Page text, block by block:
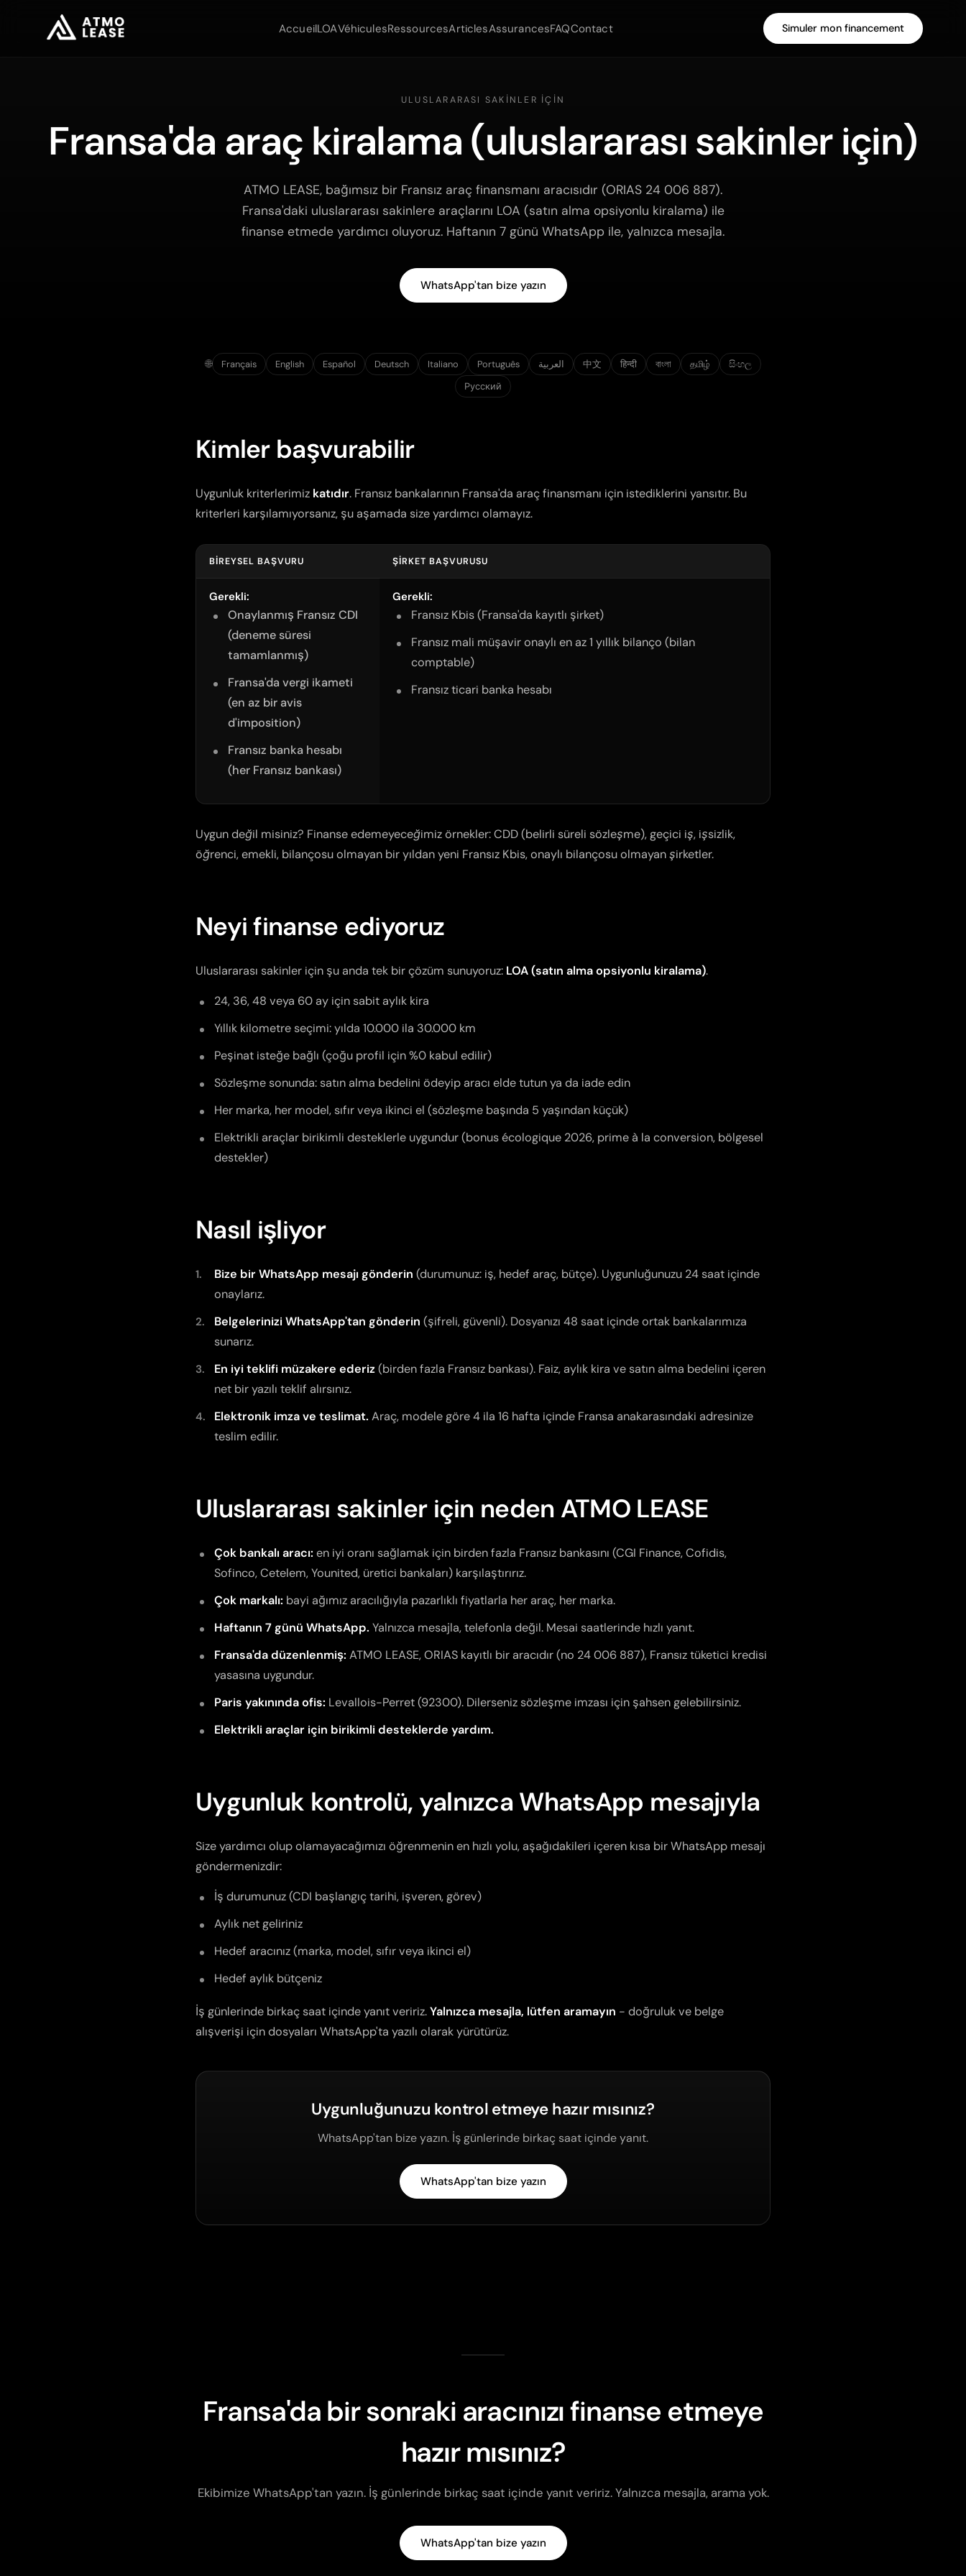
AccueilLOAVéhiculesRessourcesArticlesAssurancesFAQContact Simuler mon financement
ULUSLARARASI SAKINLER IÇIN
Fransa'da araç kiralama (uluslararası sakinler için)
ATMO LEASE, bağımsız bir Fransız araç finansmanı aracısıdır (ORIAS 24 006 887).
Fransa'daki uluslararası sakinlere araçlarını LOA (satın alma opsiyonlu kiralama) ile
finanse etmede yardımcı oluyoruz. Haftanın 7 günü WhatsApp ile, yalnızca mesajla.
WhatsApp'tan bize yazın
🌐 Français English Español Deutsch Italiano Português العربية 中文 हिन्दी বাংলা தமிழ்
සිංහල
Русский
Kimler başvurabilir
Uygunluk kriterlerimiz katıdır. Fransız bankalarının Fransa'da araç finansmanı için istediklerini yansıtır. Bu
kriterleri karşılamıyorsanız, şu aşamada size yardımcı olamayız.
BIREYSEL BAŞVURU ŞIRKET BAŞVURUSU
Gerekli:
Onaylanmış Fransız CDI
(deneme süresi
tamamlanmış)
Fransa'da vergi ikameti
(en az bir avis
d'imposition)
Fransız banka hesabı
(her Fransız bankası)
Gerekli:
Fransız Kbis(Fransa'da kayıtlı şirket)
Fransız mali müşavir onaylı en az 1 yıllık bilanço (bilan
comptable)
Fransız ticari banka hesabı
Uygun değil misiniz? Finanse edemeyeceğimiz örnekler: CDD (belirli süreli sözleşme), geçici iş, işsizlik,
öğrenci, emekli, bilançosu olmayan bir yıldan yeni Fransız Kbis, onaylı bilançosu olmayan şirketler.
Neyi finanse ediyoruz
Uluslararası sakinler için şu anda tek bir çözüm sunuyoruz: LOA (satın alma opsiyonlu kiralama).
24, 36, 48 veya 60 ay için sabit aylık kira
Yıllık kilometre seçimi: yılda 10.000 ila 30.000 km
Peşinat isteğe bağlı (çoğu profil için %0 kabul edilir)
Sözleşme sonunda: satın alma bedelini ödeyip aracı elde tutun ya da iade edin
Her marka, her model, sıfır veya ikinci el (sözleşme başında 5 yaşından küçük)
Elektrikli araçlar birikimli desteklerle uygundur (bonus écologique 2026, prime à la conversion, bölgesel
destekler)
Nasıl işliyor
Bize bir WhatsApp mesajı gönderin (durumunuz: iş, hedef araç, bütçe). Uygunluğunuzu 24 saat içinde
onaylarız.
Belgelerinizi WhatsApp'tan gönderin (şifreli, güvenli). Dosyanızı 48 saat içinde ortak bankalarımıza
sunarız.
En iyi teklifi müzakere ederiz(birden fazla Fransız bankası). Faiz, aylık kira ve satın alma bedelini içeren
net bir yazılı teklif alırsınız.
Elektronik imza ve teslimat. Araç, modele göre 4 ila 16 hafta içinde Fransa anakarasındaki adresinize
teslim edilir.
Uluslararası sakinler için neden ATMO LEASE
Çok bankalı aracı: en iyi oranı sağlamak için birden fazla Fransız bankasını (CGI Finance, Cofidis,
Sofinco, Cetelem, Younited, üretici bankaları) karşılaştırırız.
Çok markalı: bayi ağımız aracılığıyla pazarlıklı fiyatlarla her araç, her marka.
Haftanın 7 günü WhatsApp. Yalnızca mesajla, telefonla değil. Mesai saatlerinde hızlı yanıt.
Fransa'da düzenlenmiş: ATMO LEASE, ORIAS kayıtlı bir aracıdır (no 24 006 887), Fransız tüketici kredisi
yasasına uygundur.
Paris yakınında ofis: Levallois-Perret (92300). Dilerseniz sözleşme imzası için şahsen gelebilirsiniz.
Elektrikli araçlar için birikimli desteklerde yardım.
Uygunluk kontrolü, yalnızca WhatsApp mesajıyla
Size yardımcı olup olamayacağımızı öğrenmenin en hızlı yolu, aşağıdakileri içeren kısa bir WhatsApp mesajı
göndermenizdir:
İş durumunuz (CDI başlangıç tarihi, işveren, görev)
Aylık net geliriniz
Hedef aracınız (marka, model, sıfır veya ikinci el)
Hedef aylık bütçeniz
İş günlerinde birkaç saat içinde yanıt veririz.Yalnızca mesajla, lütfen aramayın - doğruluk ve belge
alışverişi için dosyaları WhatsApp'ta yazılı olarak yürütürüz.
Uygunluğunuzu kontrol etmeye hazır mısınız?
WhatsApp'tan bize yazın. İş günlerinde birkaç saat içinde yanıt.
WhatsApp'tan bize yazın
Fransa'da bir sonraki aracınızı finanse etmeye
hazır mısınız?
Ekibimize WhatsApp'tan yazın. İş günlerinde birkaç saat içinde yanıt veririz. Yalnızca mesajla, arama yok.
WhatsApp'tan bize yazın